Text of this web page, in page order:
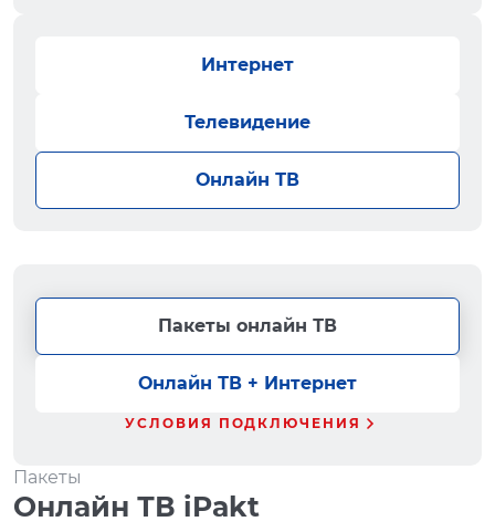
Интернет
Телевидение
Онлайн ТВ
Пакеты онлайн ТВ
Онлайн ТВ + Интернет
УСЛОВИЯ ПОДКЛЮЧЕНИЯ
Пакеты
Онлайн ТВ iPakt